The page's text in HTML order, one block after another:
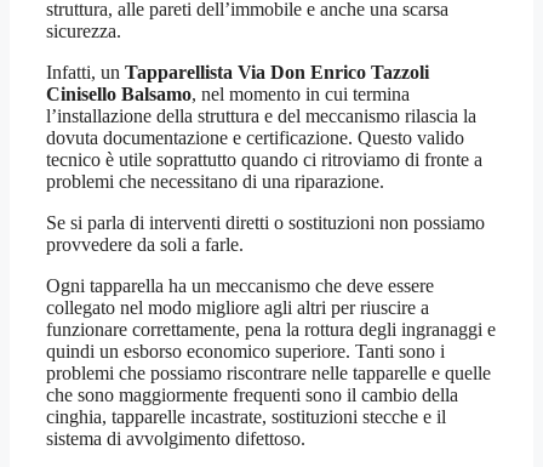
struttura, alle pareti dell’immobile e anche una scarsa
sicurezza.
Infatti, un Tapparellista Via Don Enrico Tazzoli
Cinisello Balsamo, nel momento in cui termina
l’installazione della struttura e del meccanismo rilascia la
dovuta documentazione e certificazione. Questo valido
tecnico è utile soprattutto quando ci ritroviamo di fronte a
problemi che necessitano di una riparazione.
Se si parla di interventi diretti o sostituzioni non possiamo
provvedere da soli a farle.
Ogni tapparella ha un meccanismo che deve essere
collegato nel modo migliore agli altri per riuscire a
funzionare correttamente, pena la rottura degli ingranaggi e
quindi un esborso economico superiore. Tanti sono i
problemi che possiamo riscontrare nelle tapparelle e quelle
che sono maggiormente frequenti sono il cambio della
cinghia, tapparelle incastrate, sostituzioni stecche e il
sistema di avvolgimento difettoso.